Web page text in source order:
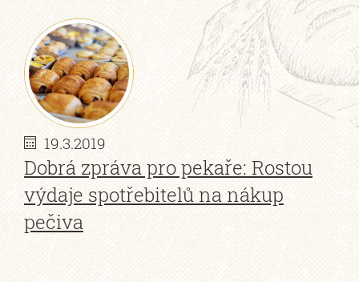
19.3.2019
Dobrá zpráva pro pekaře: Rostou
výdaje spotřebitelů na nákup
pečiva